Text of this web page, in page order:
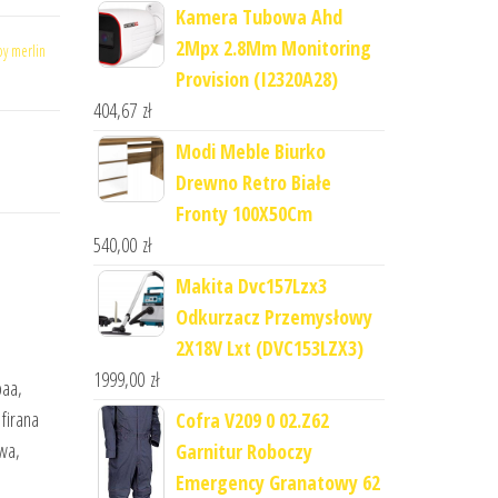
merlin
Kamera Tubowa Ahd
2Mpx 2.8Mm Monitoring
Provision (I2320A28)
404,67 zł
Modi Meble Biurko
Drewno Retro Białe
Fronty 100X50Cm
540,00 zł
Makita Dvc157Lzx3
Odkurzacz Przemysłowy
2X18V Lxt (DVC153LZX3)
1999,00 zł
Cofra V209 0 02.Z62
Garnitur Roboczy
Emergency Granatowy 62